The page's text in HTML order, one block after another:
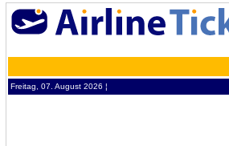
Freitag, 07. August 2026 ¦